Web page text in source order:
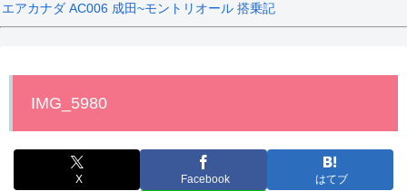
エアカナダ AC006 成田~モントリオール 搭乗記
IMG_5980
X Facebook はてブ